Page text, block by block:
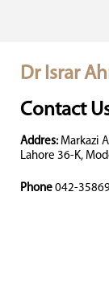
Dr Israr
Contact
Addres: Markazi
Lahore 36-K,
Phone 042-